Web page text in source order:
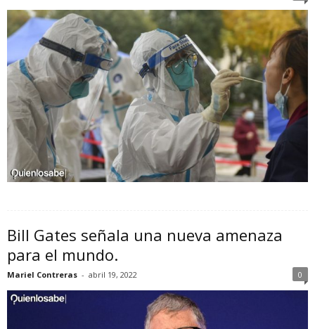
Bill Gates señala una nueva amenaza
para el mundo.
Mariel Contreras - abril 19, 2022 0